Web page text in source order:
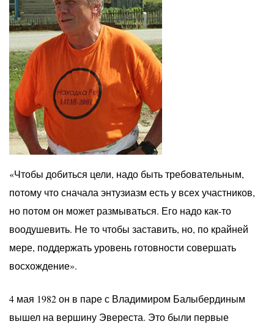
«Чтобы добиться цели, надо быть требовательным,
потому что сначала энтузиазм есть у всех участников,
но потом он может размываться. Его надо как-то
воодушевить. Не то чтобы заставить, но, по крайней
мере, поддержать уровень готовности совершать
восхождение».
4 мая 1982 он в паре с Владимиром Балыбердиным
вышел на вершину Эвереста. Это были первые